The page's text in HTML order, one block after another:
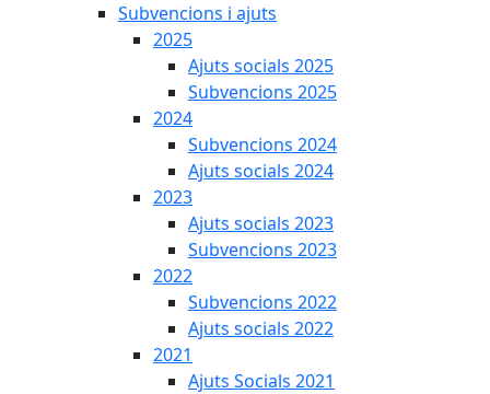
Subvencions i ajuts
2025
Ajuts socials 2025
Subvencions 2025
2024
Subvencions 2024
Ajuts socials 2024
2023
Ajuts socials 2023
Subvencions 2023
2022
Subvencions 2022
Ajuts socials 2022
2021
Ajuts Socials 2021